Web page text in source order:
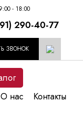
- 18:00
290-40-77
ЗВОНОК
О нас Контакты